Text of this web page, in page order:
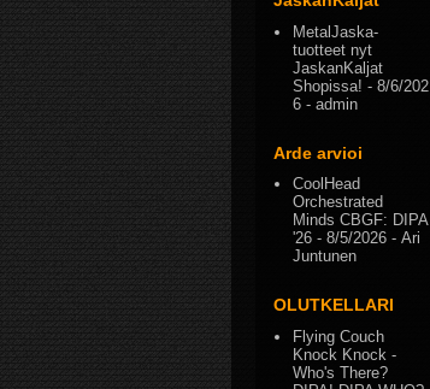
MetalJaska-
tuotteet nyt
JaskanKaljat
Shopissa! - 8/6/202
6 - admin
Arde arvioi
CoolHead
Orchestrated
Minds CBGF: DIPA
'26 - 8/5/2026 - Ari
Juntunen
OLUTKELLARI
Flying Couch
Knock Knock -
Who's There?